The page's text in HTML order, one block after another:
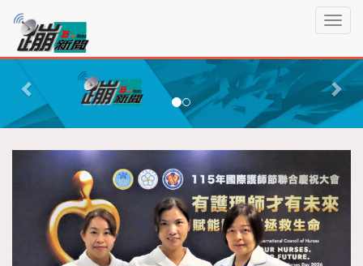
T
g
l
e
i
a
蹦
新
聞P
r
v
i
N
e
x
t